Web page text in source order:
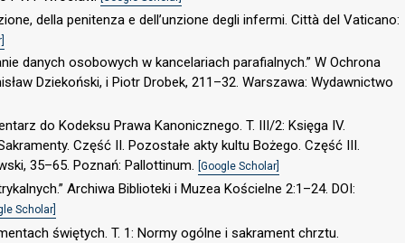
della penitenza e dell’unzione degli infermi. Città del Vaticano:
danych osobowych w kancelariach parafialnych.” W Ochrona
Dziekoński, i Piotr Drobek, 211–32. Warszawa: Wydawnictwo
do Kodeksu Prawa Kanonicznego. T. III/2: Księga IV.
Część II. Pozostałe akty kultu Bożego. Część III.
35–65. Poznań: Pallottinum. [Google Scholar]
Archiwa Biblioteki i Muzea Kościelne 2:1–24. DOI:
Scholar]
świętych. T. 1: Normy ogólne i sakrament chrztu.